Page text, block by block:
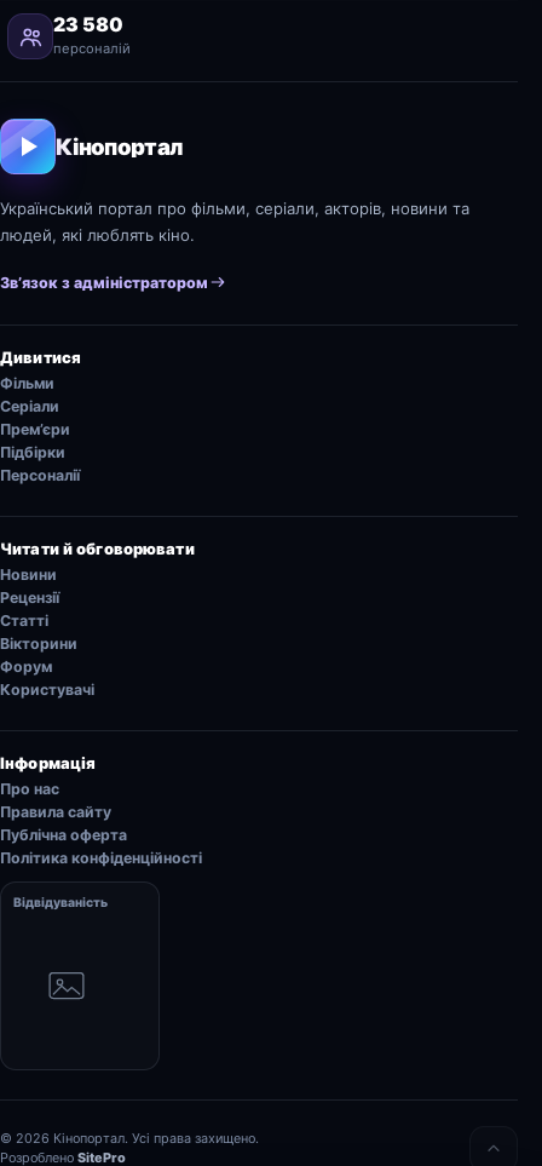
23 580
персоналій
Кінопортал
Український портал про фільми, серіали, акторів, новини та
людей, які люблять кіно.
Зв’язок з адміністратором
Дивитися
Фільми
Серіали
Прем’єри
Підбірки
Персоналії
Читати й обговорювати
Новини
Рецензії
Статті
Вікторини
Форум
Користувачі
Інформація
Про нас
Правила сайту
Публічна оферта
Політика конфіденційності
Відвідуваність
© 2026 Кінопортал. Усі права захищено.
Розроблено SitePro